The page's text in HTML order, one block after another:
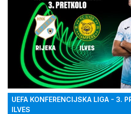
UEFA KONFERENCIJSKA LIGA - 3.
ILVES